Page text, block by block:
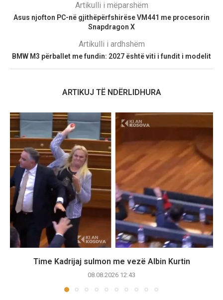
Artikulli i mëparshëm
Asus njofton PC-në gjithëpërfshirëse VM441 me procesorin
Snapdragon X
Artikulli i ardhshëm
BMW M3 përballet me fundin: 2027 është viti i fundit i modelit
ARTIKUJ TË NDËRLIDHURA
Time Kadrijaj sulmon me vezë Albin Kurtin
08.08.2026 12:43